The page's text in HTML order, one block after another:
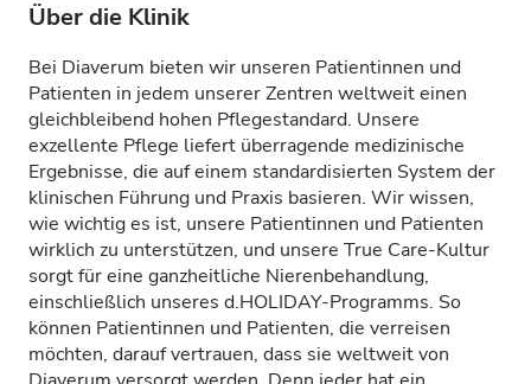
Über die Klinik
Bei Diaverum bieten wir unseren Patientinnen und
Patienten in jedem unserer Zentren weltweit einen
gleichbleibend hohen Pflegestandard. Unsere
exzellente Pflege liefert überragende medizinische
Ergebnisse, die auf einem standardisierten System der
klinischen Führung und Praxis basieren. Wir wissen,
wie wichtig es ist, unsere Patientinnen und Patienten
wirklich zu unterstützen, und unsere True Care-Kultur
sorgt für eine ganzheitliche Nierenbehandlung,
einschließlich unseres d.HOLIDAY-Programms. So
können Patientinnen und Patienten, die verreisen
möchten, darauf vertrauen, dass sie weltweit von